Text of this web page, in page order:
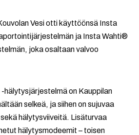
Vesi otti käyttöönsä Insta
ja Insta Wahti®
joka osaltaan valvoo
hälytysjärjestelmä on Kauppilan
selkeä, ja siihen on sujuvaa
hälytysviiveitä. Lisäturvaa
hälytysmodeemit – toisen